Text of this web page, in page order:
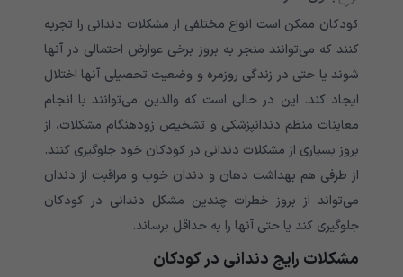
کودکان ممکن است انواع مختلفی از مشکلات دندانی را تجربه
کنند که می‌‌‌‌‌‌‌‌‌‌‌‌‌‌‌‌‌‌‌‌‌‌‌‌‌‌‌‌‌‌‌‌‌‌‌‌‌‌‌‌‌‌‌‌‌‌‌‌‌‌‌‌توانند منجر به بروز برخی عوارض احتمالی در آنها
شوند یا حتی در زندگی روزمره و وضعیت تحصیلی آنها اختلال
ایجاد کند. این در حالی است که والدین می‌‌‌‌‌‌‌‌‌‌‌‌‌‌‌‌‌‌‌‌‌‌‌‌‌‌‌‌‌‌‌‌‌‌‌‌‌‌‌‌‌‌‌‌‌‌‌‌‌‌‌‌توانند با انجام
معاینات منظم دندانپزشکی و تشخیص زودهنگام مشکلات، از
بروز بسیاری از مشکلات دندانی در کودکان خود جلوگیری کنند.
از طرفی هم بهداشت دهان و دندان خوب و مراقبت از دندان
می‌‌‌‌‌‌‌‌‌‌‌‌‌‌‌‌‌‌‌‌‌‌‌‌‌‌‌‌‌‌‌‌‌‌‌‌‌‌‌‌‌‌‌‌‌‌‌‌‌‌‌‌تواند از بروز خطرات چندین مشکل دندانی در کودکان
جلوگیری کند یا حتی آنها را به حداقل برساند.
مشکلات رایج دندانی در کودکان